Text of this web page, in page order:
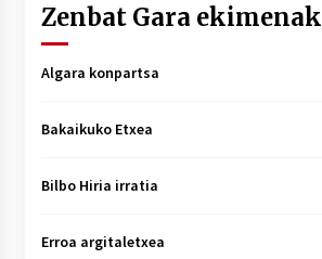
Zenbat Gara ekimenak
Algara konpartsa
Bakaikuko Etxea
Bilbo Hiria irratia
Erroa argitaletxea